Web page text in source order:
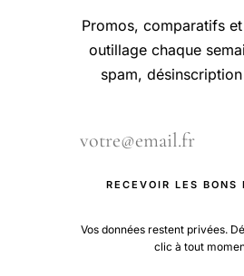
Promos, comparatifs
outillage chaque
spam,
RECEVOIR LES BONS
Vos données restent privées.
clic à tout